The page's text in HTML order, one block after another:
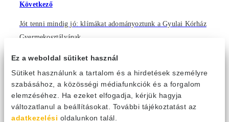
Ez a weboldal sütiket használ
Sütiket használunk a tartalom és a hirdetések személyre
szabásához, a közösségi médiafunkciók és a forgalom
elemzéséhez. Ha ezeket elfogadja, kérjük hagyja
változatlanul a beállításokat. További tájékoztatást az
adatkezelési oldalunkon talál.
Következő
Jót tenni mindig jó: klímákat adományoztunk a Gyulai Kórház
Gyermekosztályának
Kategóriák